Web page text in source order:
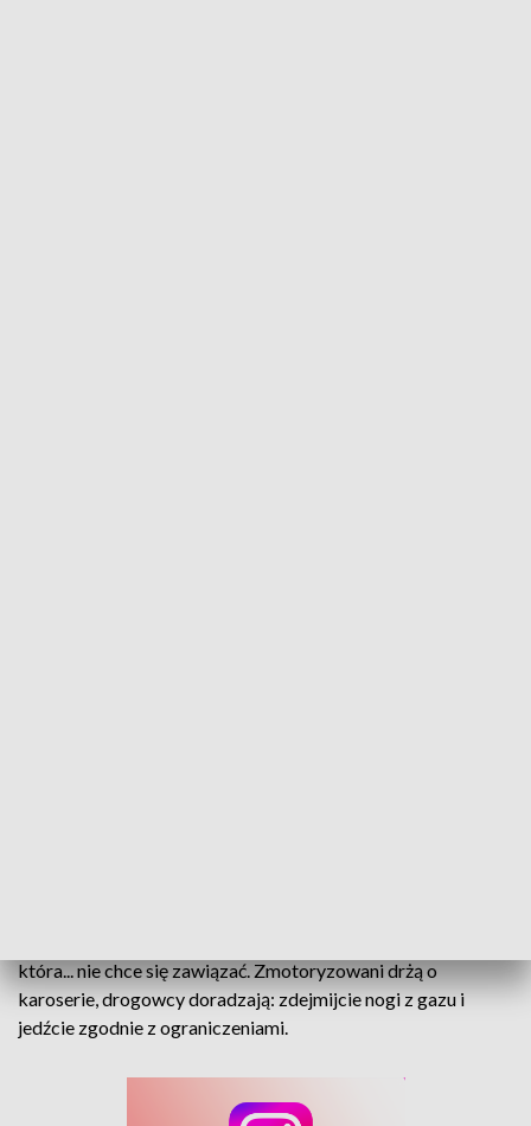
która... nie chce się zawiązać. Zmotoryzowani drżą o
karoserie, drogowcy doradzają: zdejmijcie nogi z gazu i
jedźcie zgodnie z ograniczeniami.